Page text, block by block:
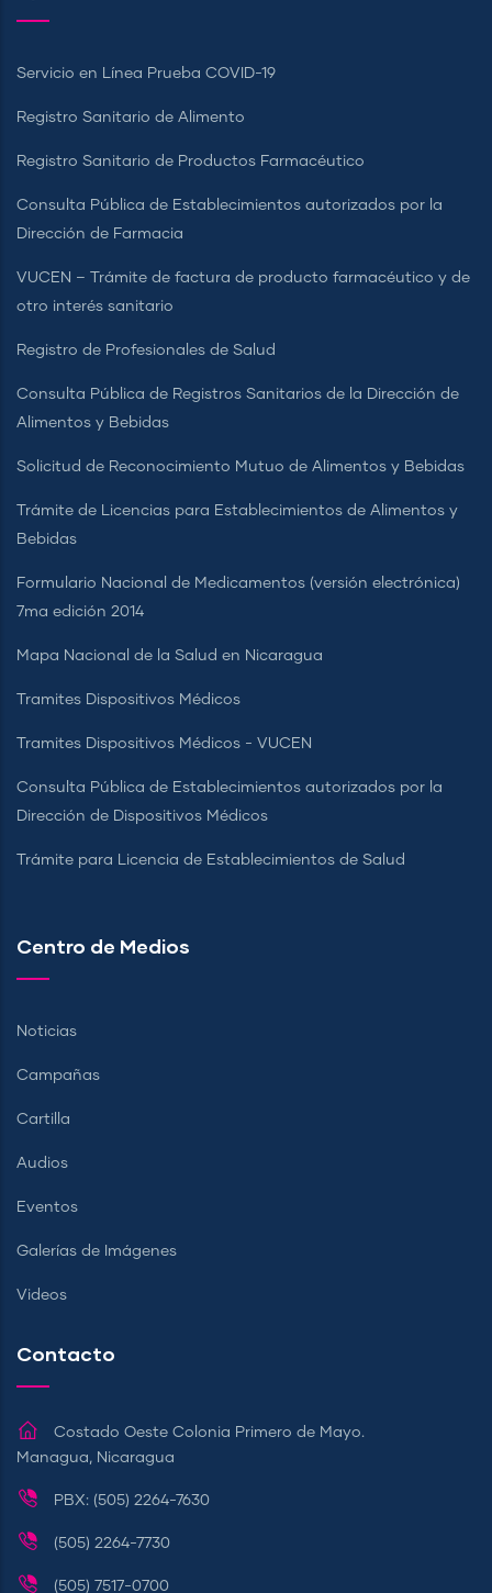
Servicio en Línea Prueba COVID-19
Registro Sanitario de Alimento
Registro Sanitario de Productos Farmacéutico
Consulta Pública de Establecimientos autorizados por la
Dirección de Farmacia
VUCEN – Trámite de factura de producto farmacéutico y de
otro interés sanitario
Registro de Profesionales de Salud
Consulta Pública de Registros Sanitarios de la Dirección de
Alimentos y Bebidas
Solicitud de Reconocimiento Mutuo de Alimentos y Bebidas
Trámite de Licencias para Establecimientos de Alimentos y
Bebidas
Formulario Nacional de Medicamentos (versión electrónica)
7ma edición 2014
Mapa Nacional de la Salud en Nicaragua
Tramites Dispositivos Médicos
Tramites Dispositivos Médicos - VUCEN
Consulta Pública de Establecimientos autorizados por la
Dirección de Dispositivos Médicos
Trámite para Licencia de Establecimientos de Salud
Centro de Medios
Noticias
Campañas
Cartilla
Audios
Eventos
Galerías de Imágenes
Videos
Contacto
Costado Oeste Colonia Primero de Mayo.
Managua, Nicaragua
PBX: (505) 2264-7630
(505) 2264-7730
(505) 7517-0700